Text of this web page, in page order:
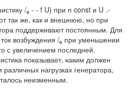
/в - - f U) при п const и U .-
так же, как и внешнюю, но при
поддерживают постоянным. Для
возбуждения /в при уменьшении
с увеличением последней.
показывает, каким должен
нагрузках генератора,
неизменным.